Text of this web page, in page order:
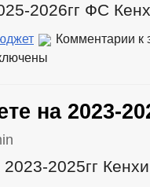
2026гг ФС
Комментарии к
на 2023-
2025гг Кенхи